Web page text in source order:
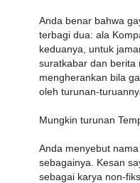
Anda benar bahwa
terbagi dua: ala
keduanya, untuk
suratkabar dan berita
mengherankan bila
oleh turunan-
Mungkin turunan
Anda menyebut
sebagainya. Kesan
sebagai karya non-